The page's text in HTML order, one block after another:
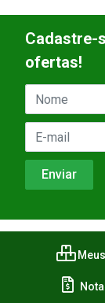
Cadastre-
ofertas!